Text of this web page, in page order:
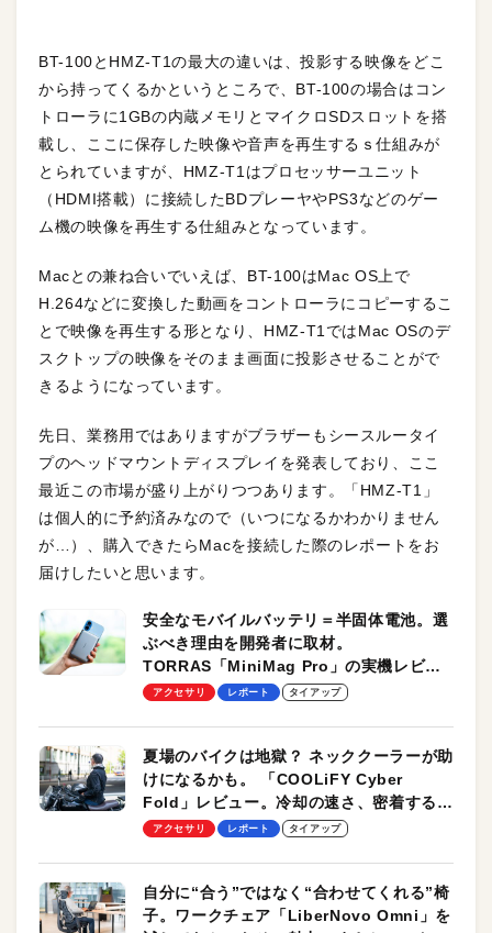
BT-100とHMZ-T1の最大の違いは、投影する映像をどこ
から持ってくるかというところで、BT-100の場合はコン
トローラに1GBの内蔵メモリとマイクロSDスロットを搭
載し、ここに保存した映像や音声を再生するｓ仕組みが
とられていますが、HMZ-T1はプロセッサーユニット
（HDMI搭載）に接続したBDプレーヤやPS3などのゲー
ム機の映像を再生する仕組みとなっています。
Macとの兼ね合いでいえば、BT-100はMac OS上で
H.264などに変換した動画をコントローラにコピーするこ
とで映像を再生する形となり、HMZ-T1ではMac OSのデ
スクトップの映像をそのまま画面に投影させることがで
きるようになっています。
先日、業務用ではありますがブラザーもシースルータイ
プのヘッドマウントディスプレイを発表しており、ここ
最近この市場が盛り上がりつつあります。「HMZ-T1」
は個人的に予約済みなので（いつになるかわかりません
が…）、購入できたらMacを接続した際のレポートをお
届けしたいと思います。
安全なモバイルバッテリ＝半固体電池。選
ぶべき理由を開発者に取材。
TORRAS「MiniMag Pro」の実機レビュ
ーも
アクセサリ レポート タイアップ
夏場のバイクは地獄？ ネッククーラーが助
けになるかも。 「COOLiFY Cyber
Fold」レビュー。冷却の速さ、密着する冷
却プレート、シンプルな操作性がグッド！
アクセサリ レポート タイアップ
自分に“合う”ではなく“合わせてくれる”椅
子。ワークチェア「LiberNovo Omni」を